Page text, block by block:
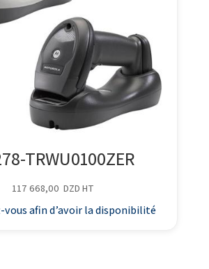
TRWU0100ZER
117 668,00 DZD HT
vous afin d’avoir la disponibilité